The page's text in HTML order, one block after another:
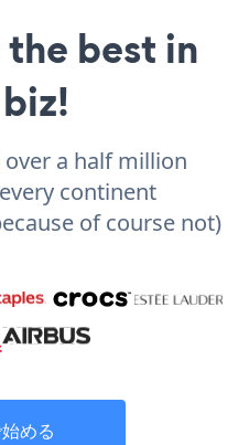
best in
over a half million
continent
of course not)
める